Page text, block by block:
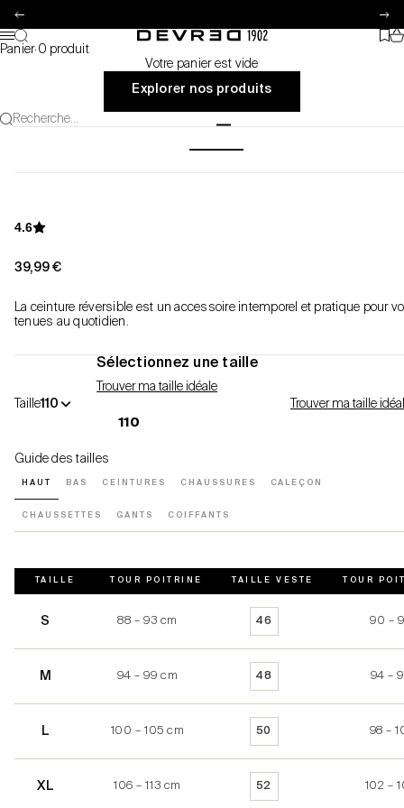
Précédent
Devred 1902
Menu
Recherche
Panier· 0 produit
Votre panier est vide
Explorer nos produits
Recherche... Aller à l'élément 1
4.6
Prix de vente
39,99 €
La ceinture réversible est un accessoire intemporel et pratique pour
tenues au quotidien.
Taille110
Sélectionnez une taille
Trouver ma taille idéale
110
Trouver ma taille
Guide des tailles
HAUT BAS CEINTURES CHAUSSURES CALEÇON
CHAUSSETTES GANTS COIFFANTS
TAILLE TOUR POITRINE TAILLE VESTE TOUR
S 88 – 93 cm 46 90 –
M 94 – 99 cm 48 94 –
L 100 – 105 cm 50 98 –
XL 106 – 113 cm 52 102 –